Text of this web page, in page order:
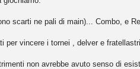
scarti ne pali di main)... Combo, e
vincere i tornei , delver e
non avrebbe avuto senso di